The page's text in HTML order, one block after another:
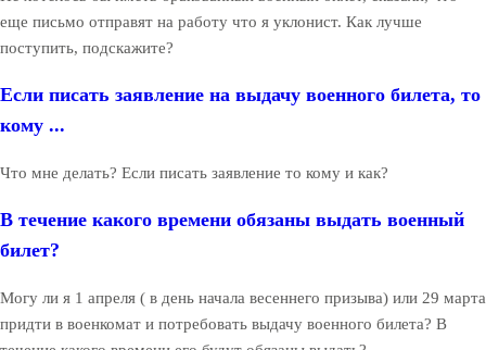
еще письмо отправят на работу что я уклонист. Как лучше
поступить, подскажите?
Если писать заявление на выдачу военного билета, то
кому ...
Что мне делать? Если писать заявление то кому и как?
В течение какого времени обязаны выдать военный
билет?
Могу ли я 1 апреля ( в день начала весеннего призыва) или 29 марта
придти в военкомат и потребовать выдачу военного билета? В